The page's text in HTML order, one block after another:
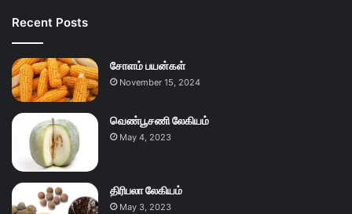
Recent Posts
சோளம் பயன்கள்
November 15, 2024
வெண்பூசணி லேகியம்
May 4, 2023
திரிபலா லேகியம்
May 3, 2023